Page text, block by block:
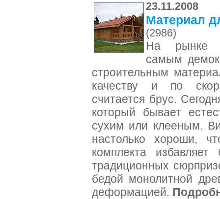
23.11.2008
Материал
(2986)
На рынке
самым
строительным
качеству и по
считается брус.
который бывает
сухим или клееным.
настолько хороши,
комплекта
традиционных
бедой монолитной
деформацией.